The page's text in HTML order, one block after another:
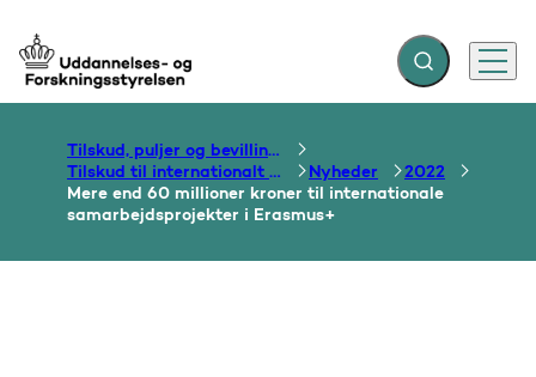
Gå til forsiden Fold søgefelt ud
Menu
Tilskud, puljer og bevillinger
Tilskud til internationalt samarbejde om uddannelse
Nyheder
2022
Mere end 60 millioner kroner til internationale
samarbejdsprojekter i Erasmus+